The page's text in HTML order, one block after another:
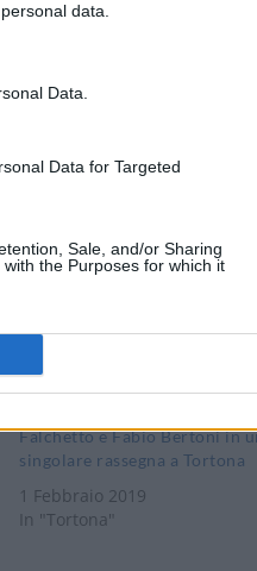
data.
Data.
Data for Targeted
Sale, and/or Sharing
the Purposes for which it
Falchetto e Fabio Bertoni in
singolare rassegna a Tortona
1 Febbraio 2019
In "Tortona"